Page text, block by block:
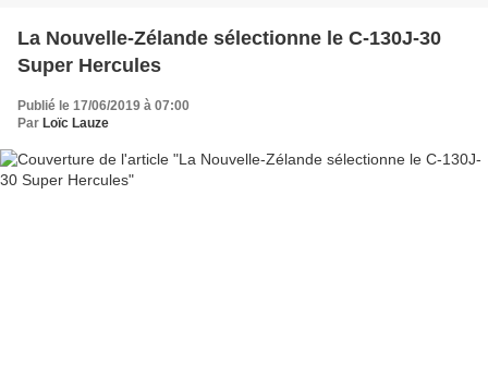
La Nouvelle-Zélande sélectionne le C-130J-30
Super Hercules
Publié le 17/06/2019 à 07:00
Par Loïc Lauze